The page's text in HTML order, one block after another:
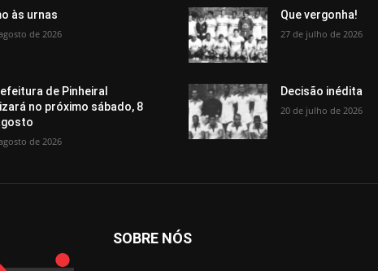
às urnas
de 2026
de Pinheiral
no próximo sábado, 8
de 2026
Que vergonha!
27 de julho de 2026
Decisão inédita
20 de julho de 2026
SOBRE NÓS